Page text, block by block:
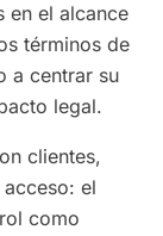
en el alcance
términos de
a centrar su
legal.
clientes,
el
como